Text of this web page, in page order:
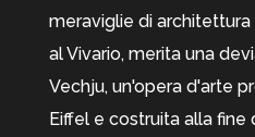
meraviglie di
al Vivario, merita una
Vechju, un'opera d'arte
Eiffel e costruita alla fine